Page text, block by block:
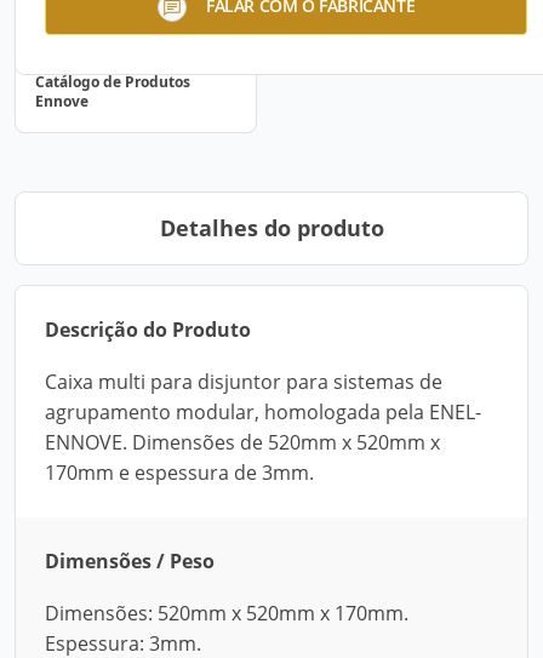
FALAR COM O FABRICANTE
Catálogo de Produtos
Ennove
Detalhes do produto
Descrição do Produto
Caixa multi para disjuntor para sistemas de
agrupamento modular, homologada pela ENEL-
ENNOVE. Dimensões de 520mm x 520mm x
170mm e espessura de 3mm.
Dimensões / Peso
Dimensões: 520mm x 520mm x 170mm.
Espessura: 3mm.